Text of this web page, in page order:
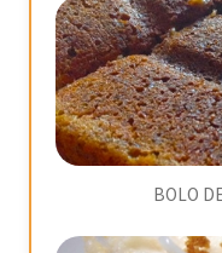
BOLO